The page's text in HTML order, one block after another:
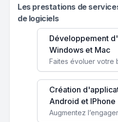
Les prestations de
de logiciels
Développement
Windows et Mac
Création
Android et IPhone